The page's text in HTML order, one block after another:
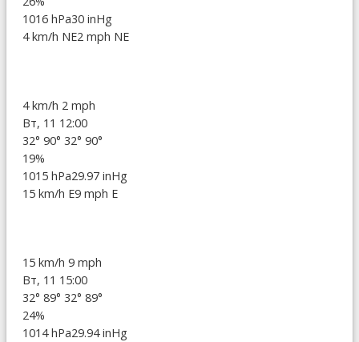
1016 hPa30 inHg
4 km/h NE2 mph NE
4 km/h 2 mph
Вт, 11 12:00
32° 90° 32° 90°
19%
1015 hPa29.97 inHg
15 km/h E9 mph E
15 km/h 9 mph
Вт, 11 15:00
32° 89° 32° 89°
24%
1014 hPa29.94 inHg